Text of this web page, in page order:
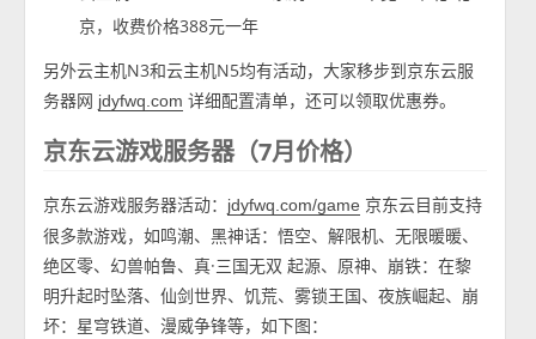
京，收费价格388元一年
另外云主机N3和云主机N5均有活动，大家移步到京东云服
务器网 jdyfwq.com 详细配置清单，还可以领取优惠券。
京东云游戏服务器（7月价格）
京东云游戏服务器活动： jdyfwq.com/game 京东云目前支持
很多款游戏，如鸣潮、黑神话：悟空、解限机、无限暖暖、
绝区零、幻兽帕鲁、真·三国无双 起源、原神、崩铁：在黎
明升起时坠落、仙剑世界、饥荒、雾锁王国、夜族崛起、崩
坏：星穹铁道、漫威争锋等，如下图：